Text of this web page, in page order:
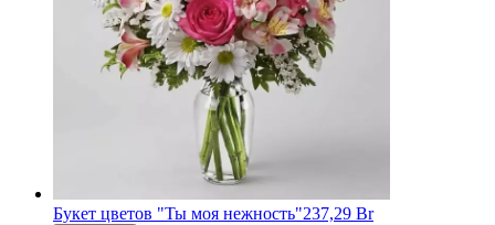
Букет цветов "Ты моя нежность"237,29 Br